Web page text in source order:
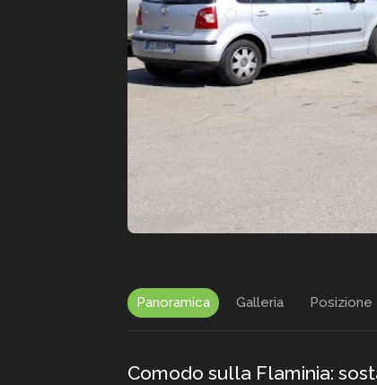
Panoramica Galleria Posizione
Comodo sulla Flaminia: